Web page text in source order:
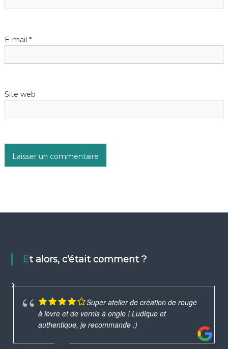
E-mail *
Site web
Et alors, c’était comment ?
Super atelier de création de rouge
à lèvre et de vernis à ongle ! Ludique et
authentique, je recommande :)